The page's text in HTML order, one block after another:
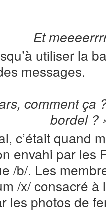
Et
utiliser la
messages.
comment ça
bordel ?
c’était quand
envahi par les
/b/. Les
/x/ consacré
les photos de